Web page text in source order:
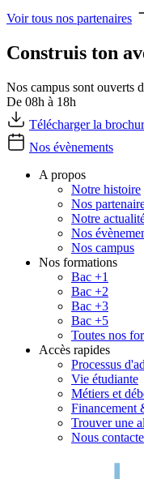
Voir tous nos partenaires
Construis ton
Nos campus sont ouverts
De 08h à 18h
Télécharger la
Nos évènements
A propos
Notre histoire
Nos
Notre
Nos
Nos campus
Nos formations
Bac +1
Bac +2
Bac +3
Bac +5
Toutes nos
Accès rapides
Processus
Vie étudiante
Métiers et
Financement
Trouver une
Nous